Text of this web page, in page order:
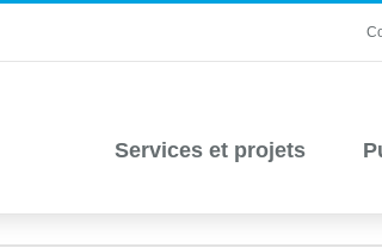
Services et projets